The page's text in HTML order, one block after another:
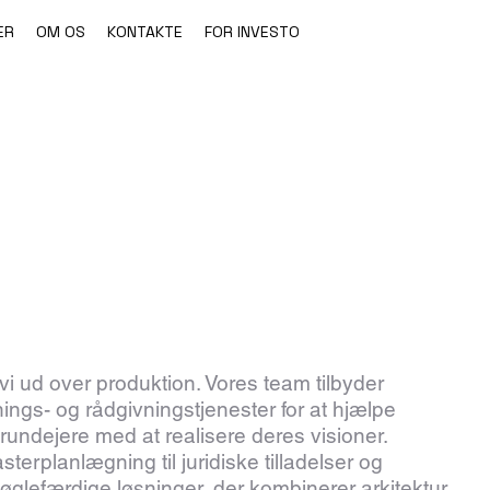
OM OS KONTAKTE FOR INVESTORER
ud over produktion. Vores team tilbyder
og rådgivningstjenester for at hjælpe
med at realisere deres visioner.
til juridiske tilladelser og